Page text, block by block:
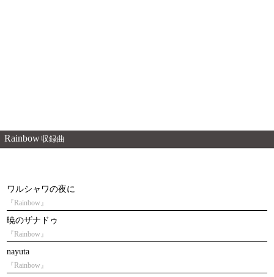
Rainbow 収録曲
ワルシャワの夜に
『Rainbow』
暁のザナドゥ
『Rainbow』
nayuta
『Rainbow』